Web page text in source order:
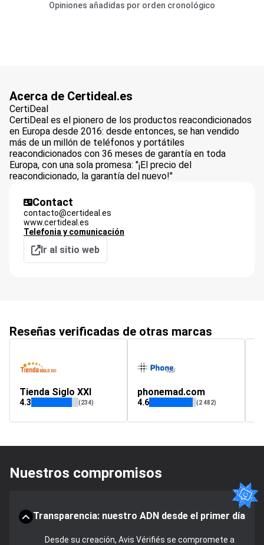
Opiniones añadidas por orden cronológico
Acerca de Certideal.es
CertiDeal
CertiDeal es el pionero de los productos reacondicionados
en Europa desde 2016: desde entonces, se han vendido
más de un millón de teléfonos y portátiles
reacondicionados con 36 meses de garantía en toda
Europa, con una sola promesa: "¡El precio del
reacondicionado, la garantía del nuevo!"
Contact
contacto@certideal.es
www.certideal.es
Telefonia y comunicación
Ir al sitio web
Reseñas verificadas de otras marcas
Tienda Siglo XXI
4.3 (234)
phonemad.com
4.6 (2 482)
Nuestros compromisos
Transparencia: nuestro ADN desde el primer día
Desde su creación, Avis Vérifiés se compromete a